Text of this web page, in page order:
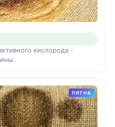
кислорода -
ПЯТНА